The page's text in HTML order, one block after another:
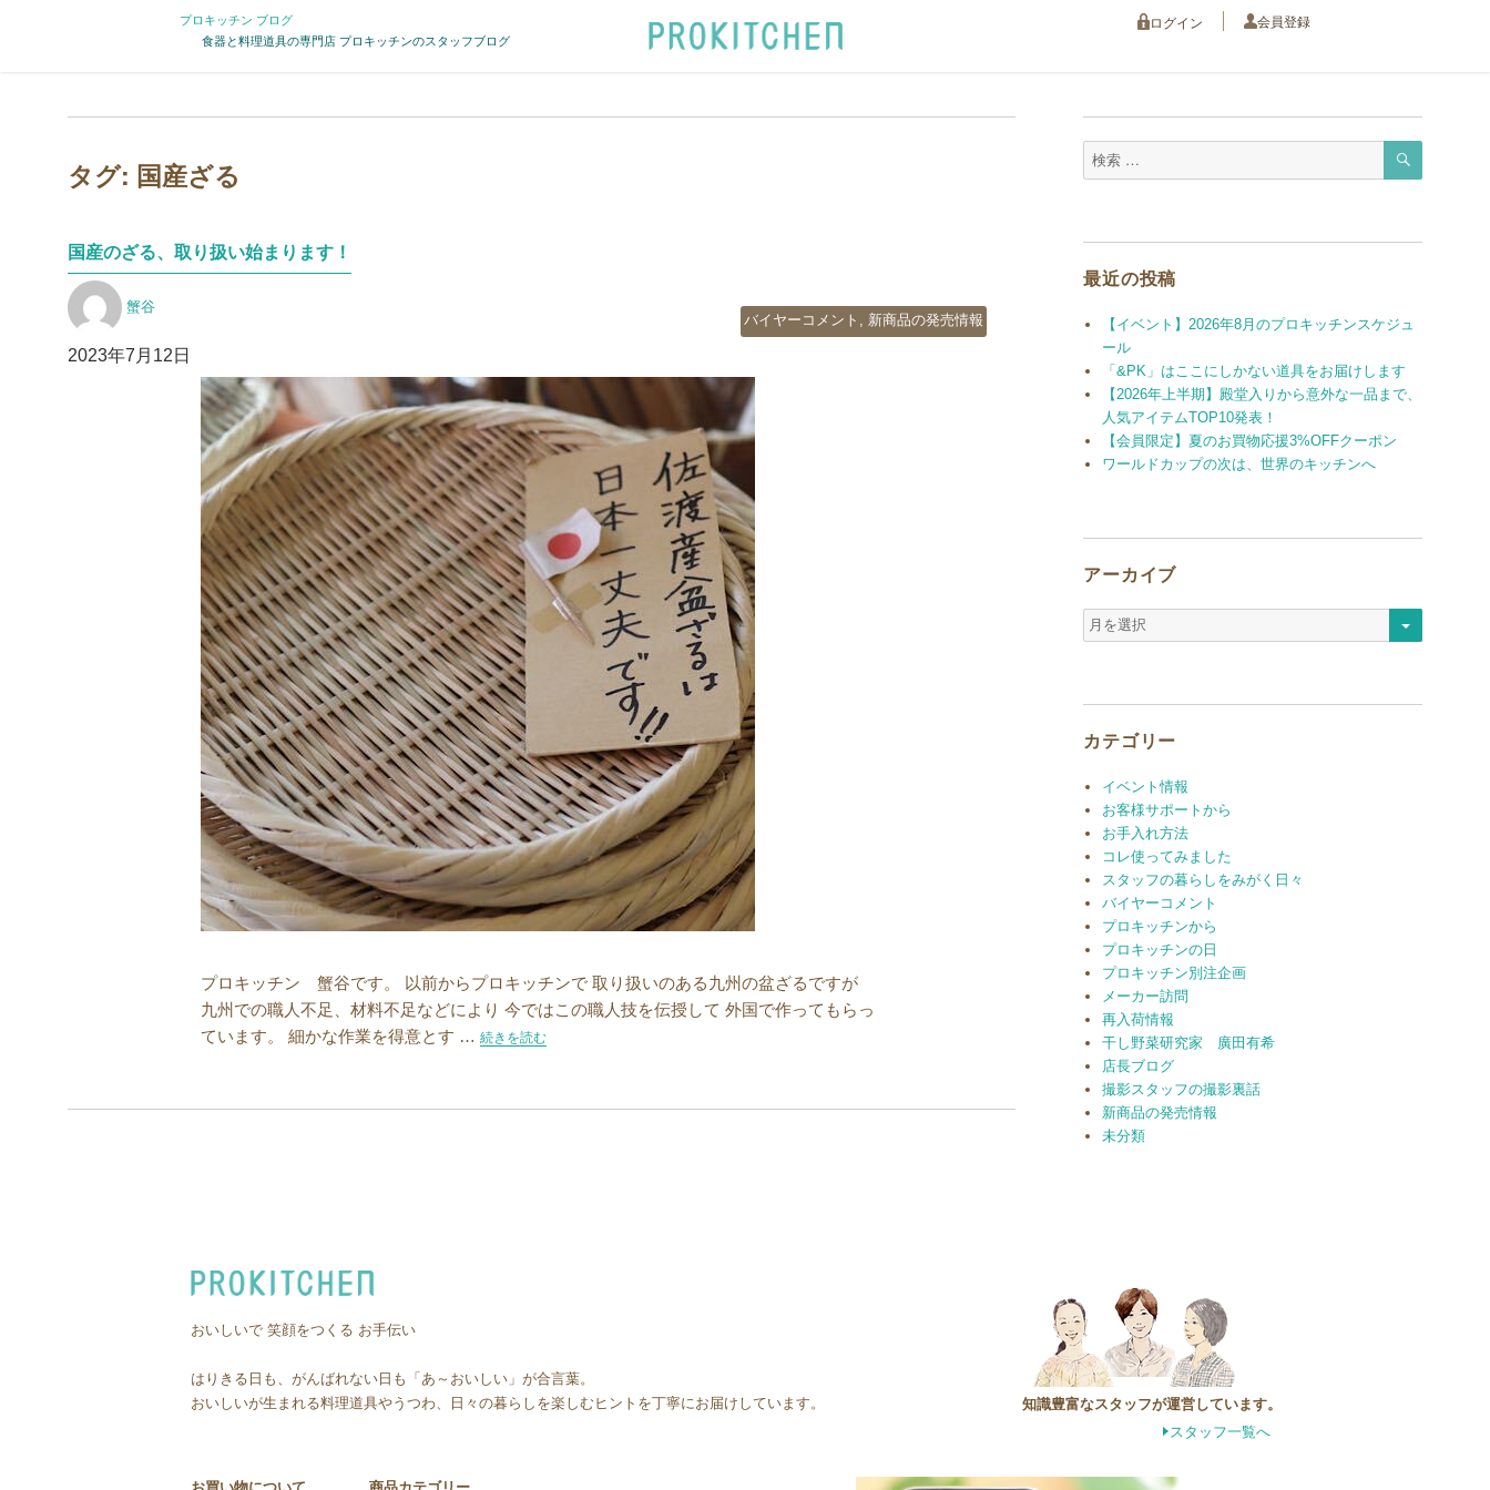
プロキッチン ブログ
食器と料理道具の専門店 プロキッチンのスタッフブログ
ログイン 会員登録
タグ: 国産ざる
国産のざる、取り扱い始まります！
稿蟹谷
投
2023年7月12日
カ
テ
リ
ー
バイヤーコメント 新商品の発売情報
プロキッチン 蟹谷です。 以前からプロキッチンで 取り扱いのある九州の盆ざるですが
九州での職人不足、材料不足などにより 今ではこの職人技を伝授して 外国で作ってもらっ
ています。 細かな作業を得意とす … “国産のざる、取り扱い始まります！”の
続きを読む
検
検
最近の投稿
【イベント】2026年8月のプロキッチンスケジュ
ール
「&PK」はここにしかない道具をお届けします
【2026年上半期】殿堂入りから意外な一品まで、
人気アイテムTOP10発表！
【会員限定】夏のお買物応援3%OFFクーポン
ワールドカップの次は、世界のキッチンへ
アーカイブ
ア
ー
カテゴリー
イベント情報
お客様サポートから
お手入れ方法
コレ使ってみました
スタッフの暮らしをみがく日々
バイヤーコメント
プロキッチンから
プロキッチンの日
プロキッチン別注企画
メーカー訪問
再入荷情報
干し野菜研究家 廣田有希
店長ブログ
撮影スタッフの撮影裏話
新商品の発売情報
未分類
おいしいで 笑顔をつくる お手伝い
はりきる日も、がんばれない日も「あ～おいしい」が合言葉。
おいしいが生まれる料理道具やうつわ、日々の暮らしを楽しむヒントを丁寧にお届けしています。
知識豊富なスタッフが運営しています。
スタッフ一覧へ